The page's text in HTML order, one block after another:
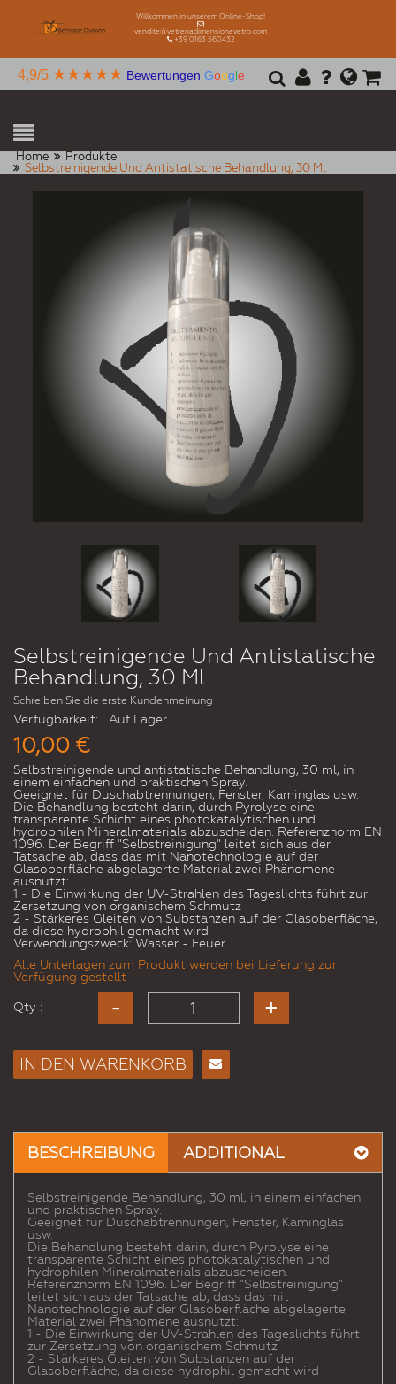
Willkommen in unserem Online-Shop!
vendite@vetreriadimensionevetro.com
+39 0163 560432
4,9/5 ★★★★★ Bewertungen Google
Home
Produkte
Selbstreinigende Und Antistatische Behandlung, 30 Ml
Selbstreinigende Und Antistatische
Behandlung, 30 Ml
Schreiben Sie die erste Kundenmeinung
Verfügbarkeit: Auf Lager
10,00 €
Selbstreinigende und antistatische Behandlung, 30 ml, in
einem einfachen und praktischen Spray.
Geeignet für Duschabtrennungen, Fenster, Kaminglas usw.
Die Behandlung besteht darin, durch Pyrolyse eine
transparente Schicht eines photokatalytischen und
hydrophilen Mineralmaterials abzuscheiden. Referenznorm EN
1096. Der Begriff "Selbstreinigung" leitet sich aus der
Tatsache ab, dass das mit Nanotechnologie auf der
Glasoberfläche abgelagerte Material zwei Phänomene
ausnutzt:
1 - Die Einwirkung der UV-Strahlen des Tageslichts führt zur
Zersetzung von organischem Schmutz
2 - Stärkeres Gleiten von Substanzen auf der Glasoberfläche,
da diese hydrophil gemacht wird
Verwendungszweck: Wasser - Feuer
Alle Unterlagen zum Produkt werden bei Lieferung zur
Verfügung gestellt
Qty :
IN DEN WARENKORB
Freund
BESCHREIBUNG ADDITIONAL
Selbstreinigende Behandlung, 30 ml, in einem einfachen
und praktischen Spray.
Geeignet für Duschabtrennungen, Fenster, Kaminglas
usw.
Die Behandlung besteht darin, durch Pyrolyse eine
transparente Schicht eines photokatalytischen und
hydrophilen Mineralmaterials abzuscheiden.
Referenznorm EN 1096. Der Begriff "Selbstreinigung"
leitet sich aus der Tatsache ab, dass das mit
Nanotechnologie auf der Glasoberfläche abgelagerte
Material zwei Phänomene ausnutzt:
1 - Die Einwirkung der UV-Strahlen des Tageslichts führt
zur Zersetzung von organischem Schmutz
2 - Stärkeres Gleiten von Substanzen auf der
Glasoberfläche, da diese hydrophil gemacht wird